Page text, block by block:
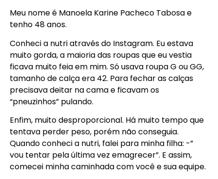
Meu nome é Manoela Karine Pacheco Tabosa e
tenho 48 anos.
Conheci a nutri através do Instagram. Eu estava
muito gorda, a maioria das roupas que eu vestia
ficava muito feia em mim. Só usava roupa G ou GG,
tamanho de calça era 42. Para fechar as calças
precisava deitar na cama e ficavam os
“pneuzinhos” pulando.
Enfim, muito desproporcional. Há muito tempo que
tentava perder peso, porém não conseguia.
Quando conheci a nutri, falei para minha filha: -”
vou tentar pela última vez emagrecer”. E assim,
comecei minha caminhada com você e sua equipe.